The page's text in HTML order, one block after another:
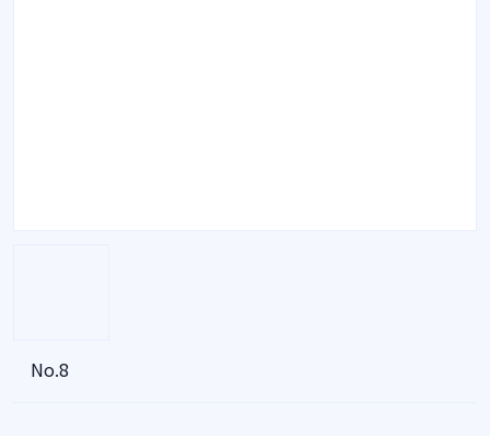
No.8